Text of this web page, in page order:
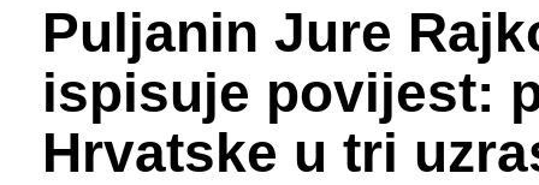
Puljanin Jure
ispisuje povijest:
Hrvatske u tri